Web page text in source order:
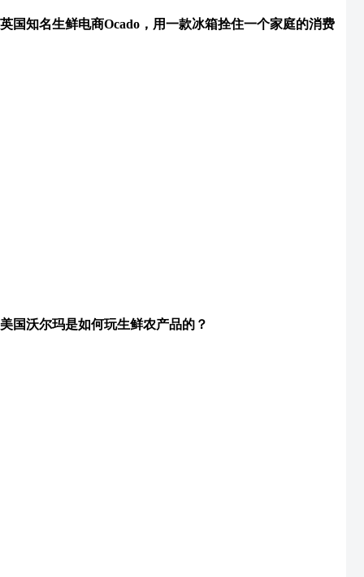
英国知名生鲜电商Ocado，用一款冰箱拴住一个家庭的消费
美国沃尔玛是如何玩生鲜农产品的？